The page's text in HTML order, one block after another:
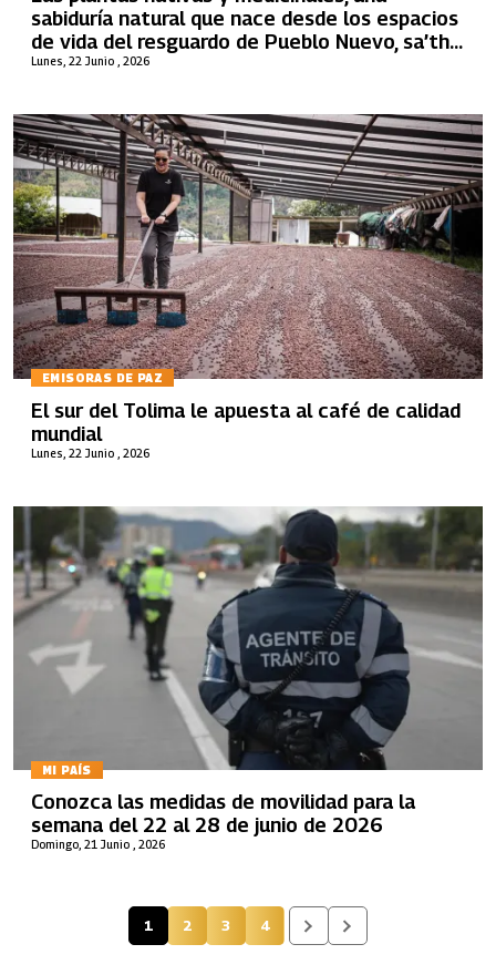
Lunes, 22 Junio , 2026
sabiduría natural que nace desde los espacios
de vida del resguardo de Pueblo Nuevo, sa’th
tama kiwe, en Caldono, Cauca
EMISORAS DE PAZ
Lunes, 22 Junio , 2026
El sur del Tolima le apuesta al café de calidad
mundial
MI PAÍS
Domingo, 21 Junio , 2026
Conozca las medidas de movilidad para la
semana del 22 al 28 de junio de 2026
Página actual
1 Página
2 Página
3 Página
4